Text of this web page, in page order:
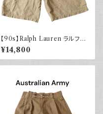
【90s】Ralph Lauren ラルフロ
ーレン カーゴショーツ シルクリ
ネンコットン イージーパンツ 古
着
¥14,800